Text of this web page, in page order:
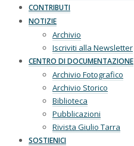
CONTRIBUTI
NOTIZIE
Archivio
Iscriviti alla Newsletter
CENTRO DI DOCUMENTAZIONE
Archivio Fotografico
Archivio Storico
Biblioteca
Pubblicazioni
Rivista Giulio Tarra
SOSTIENICI